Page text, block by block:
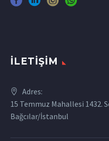
İLETIŞIM
Adres:
15 Temmuz Mahallesi 1432.
Bağcılar/İstanbul